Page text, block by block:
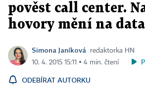
pověst call center.
hovory mění na data
Simona Janíková
redaktorka HN
10. 4. 2015 15:11 ▪ 4 min. čtení
ODEBÍRAT AUTORKU